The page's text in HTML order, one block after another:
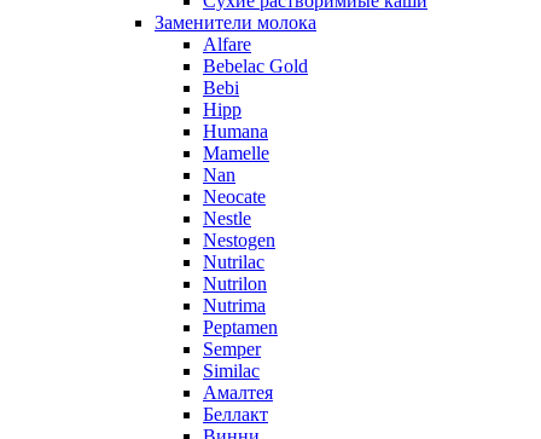
Заменители молока
Alfare
Bebelac Gold
Bebi
Hipp
Humana
Mamelle
Nan
Neocate
Nestle
Nestogen
Nutrilac
Nutrilon
Nutrima
Peptamen
Semper
Similac
Амалтея
Беллакт